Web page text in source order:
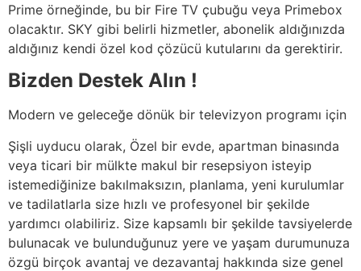
Prime örneğinde, bu bir Fire TV çubuğu veya Primebox
olacaktır. SKY gibi belirli hizmetler, abonelik aldığınızda
aldığınız kendi özel kod çözücü kutularını da gerektirir.
Bizden Destek Alın !
Modern ve geleceğe dönük bir televizyon programı için
Şişli uyducu olarak, Özel bir evde, apartman binasında
veya ticari bir mülkte makul bir resepsiyon isteyip
istemediğinize bakılmaksızın, planlama, yeni kurulumlar
ve tadilatlarla size hızlı ve profesyonel bir şekilde
yardımcı olabiliriz. Size kapsamlı bir şekilde tavsiyelerde
bulunacak ve bulunduğunuz yere ve yaşam durumunuza
özgü birçok avantaj ve dezavantaj hakkında size genel